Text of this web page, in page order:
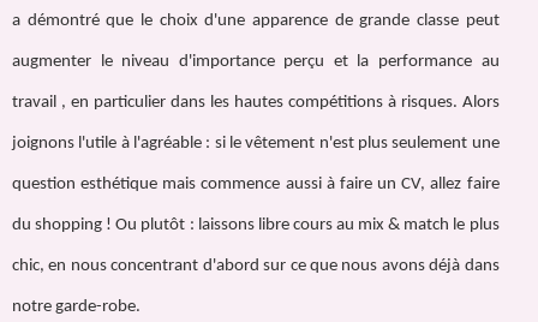
a démontré que le choix d'une apparence de grande classe peut
augmenter le niveau d'importance perçu et la performance au
travail , en particulier dans les hautes compétitions à risques. Alors
joignons l'utile à l'agréable : si le vêtement n'est plus seulement une
question esthétique mais commence aussi à faire un CV, allez faire
du shopping ! Ou plutôt : laissons libre cours au mix & match le plus
chic, en nous concentrant d'abord sur ce que nous avons déjà dans
notre garde-robe.